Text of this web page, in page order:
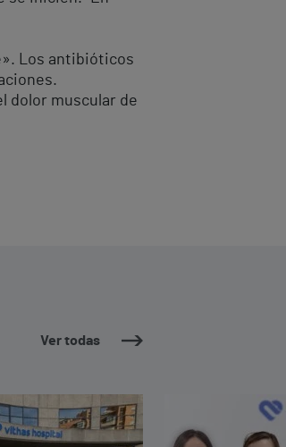
Los antibióticos
dolor muscular de
Ver todas